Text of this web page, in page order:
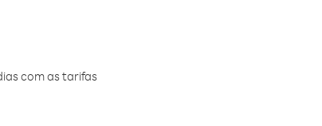
com as tarifas